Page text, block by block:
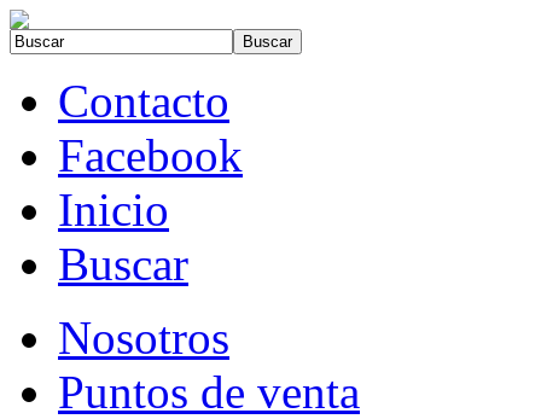
Contacto
Facebook
Inicio
Buscar
Nosotros
Puntos de venta